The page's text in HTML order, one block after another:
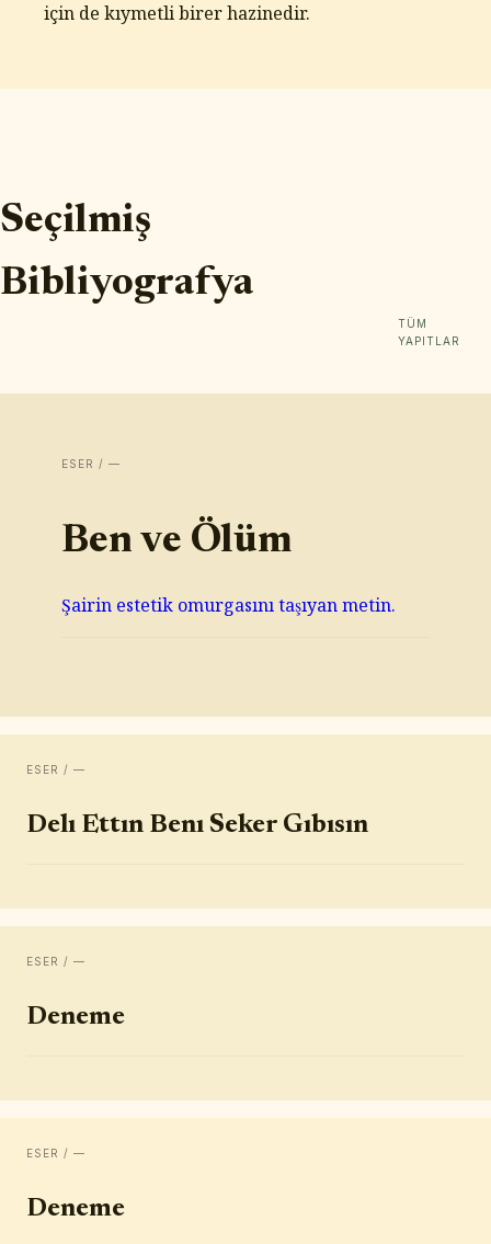
için de kıymetli birer hazinedir.
Seçilmiş
Bibliyografya
TÜM
YAPITLAR
ESER / —
Ben ve Ölüm
Şairin estetik omurgasını taşıyan metin.
ESER / —
Delı Ettın Benı Seker Gıbısın
ESER / —
Deneme
ESER / —
Deneme